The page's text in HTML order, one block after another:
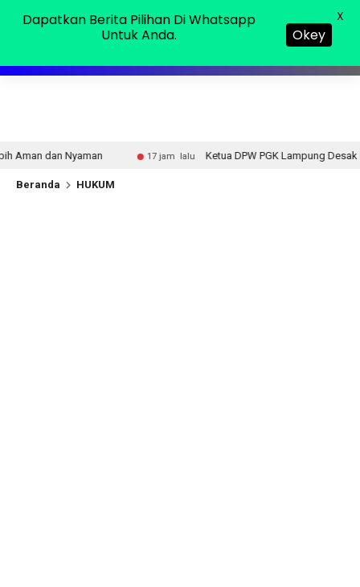
17 jam lalu Ketua DPW PGK Lampung Desak Polisi Ungkap Aktor di
Beranda HUKUM
Dapatkan Berita Pilihan Di Whatsapp
Untuk Anda.
Okey
X